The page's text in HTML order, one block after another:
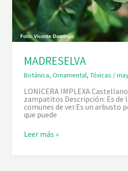
MADRESELVA
Botánica, Ornamental, Tóxicas /
LONICERA IMPLEXA
zampatitos Descripción: Es de
comunes de ver.Es un arbusto
que puede
M
Leer más »